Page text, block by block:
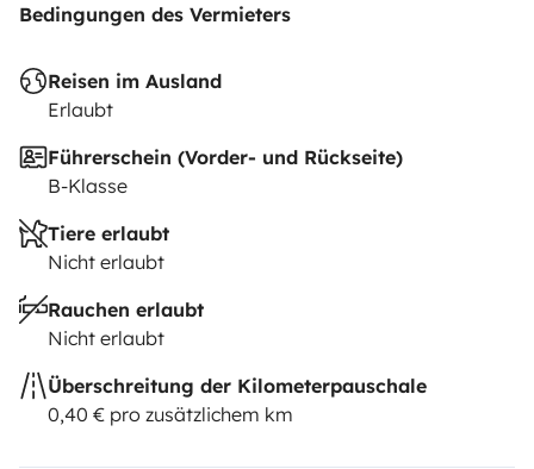
Bedingungen des Vermieters
Reisen im Ausland
Erlaubt
Führerschein (Vorder- und Rückseite)
B-Klasse
Tiere erlaubt
Nicht erlaubt
Rauchen erlaubt
Nicht erlaubt
Überschreitung der Kilometerpauschale
0,40 € pro zusätzlichem km